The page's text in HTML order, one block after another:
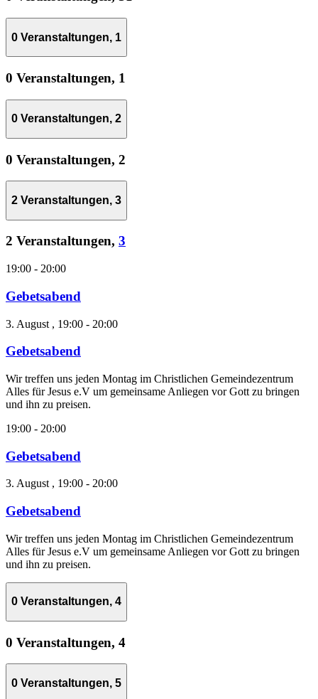
0 Veranstaltungen, 1
0 Veranstaltungen, 1
0 Veranstaltungen, 2
0 Veranstaltungen, 2
2 Veranstaltungen, 3
2 Veranstaltungen, 3
19:00 - 20:00
Gebetsabend
3. August , 19:00 - 20:00
Gebetsabend
Wir treffen uns jeden Montag im Christlichen Gemeindezentrum
Alles für Jesus e.V um gemeinsame Anliegen vor Gott zu bringen
und ihn zu preisen.
19:00 - 20:00
Gebetsabend
3. August , 19:00 - 20:00
Gebetsabend
Wir treffen uns jeden Montag im Christlichen Gemeindezentrum
Alles für Jesus e.V um gemeinsame Anliegen vor Gott zu bringen
und ihn zu preisen.
0 Veranstaltungen, 4
0 Veranstaltungen, 4
0 Veranstaltungen, 5